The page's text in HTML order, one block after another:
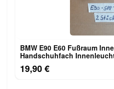
BMW E90 E60 Fußraum
Handschuhfach
19,90 €